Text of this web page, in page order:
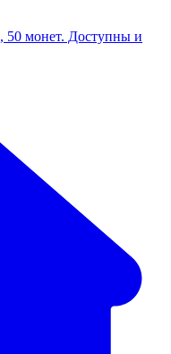
50 монет. Доступны и